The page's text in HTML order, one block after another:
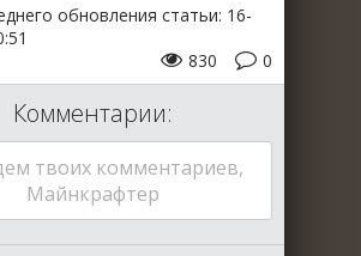
обновления статьи: 16-
0
830
Комментарии:
твоих комментариев,
Майнкрафтер